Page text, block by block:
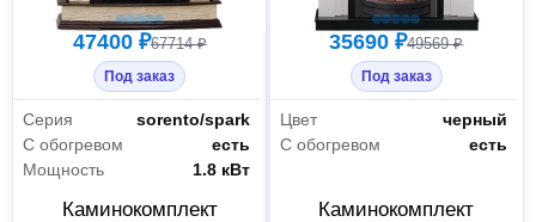
47400 ₽67714 ₽
Под заказ
Серия
sorento/spark
С обогревом
есть
Мощность
1.8 кВт
Каминокомплект
35690 ₽49569 ₽
Под заказ
Цвет
черный
С обогревом
есть
Каминокомплект